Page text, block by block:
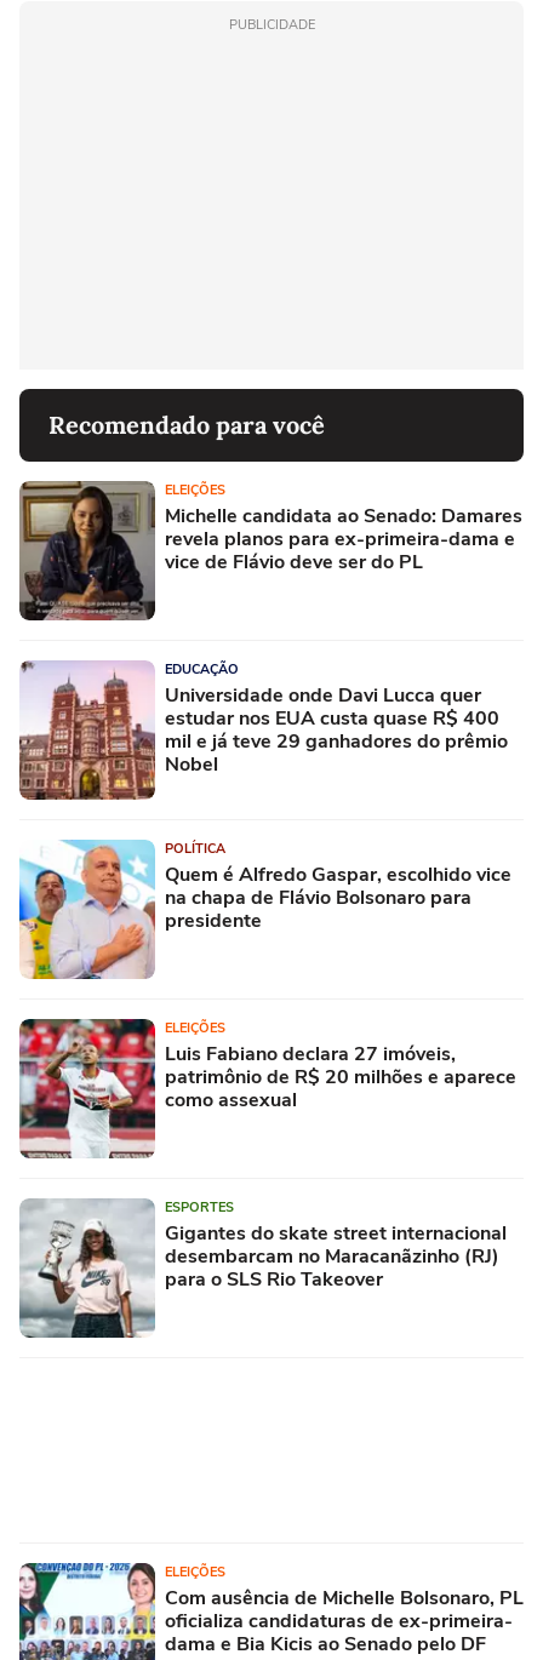
PUBLICIDADE
Recomendado para você
ELEIÇÕES
Michelle candidata ao Senado: Damares
revela planos para ex-primeira-dama e
vice de Flávio deve ser do PL
EDUCAÇÃO
Universidade onde Davi Lucca quer
estudar nos EUA custa quase R$ 400
mil e já teve 29 ganhadores do prêmio
Nobel
POLÍTICA
Quem é Alfredo Gaspar, escolhido vice
na chapa de Flávio Bolsonaro para
presidente
ELEIÇÕES
Luis Fabiano declara 27 imóveis,
patrimônio de R$ 20 milhões e aparece
como assexual
ESPORTES
Gigantes do skate street internacional
desembarcam no Maracanãzinho (RJ)
para o SLS Rio Takeover
ELEIÇÕES
Com ausência de Michelle Bolsonaro, PL
oficializa candidaturas de ex-primeira-
dama e Bia Kicis ao Senado pelo DF